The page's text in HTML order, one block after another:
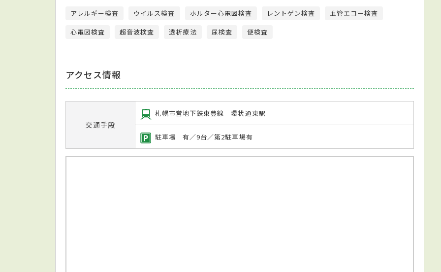
アレルギー検査 ウイルス検査 ホルター心電図検査 レントゲン検査
血管エコー検査
心電図検査
超音波検査 透析療法 尿検査 便検査
アクセス情報
交通手段
札幌市営地下鉄東豊線 環状通東駅
駐車場 有／9台／第2駐車場有